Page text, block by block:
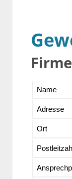
Name
Adresse
Ort